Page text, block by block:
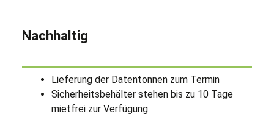
Nachhaltig
Lieferung der Datentonnen zum Termin
Sicherheitsbehälter stehen bis zu 10 Tage
mietfrei zur Verfügung